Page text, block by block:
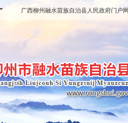
广西柳州融水苗族自治县人民政府门户